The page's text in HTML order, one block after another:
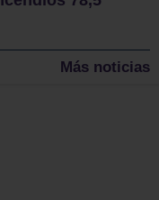
Más noticias